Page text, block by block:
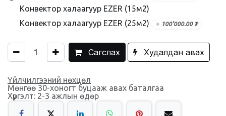
Конвектор халаагуур EZER (15м2)
Конвектор халаагуур EZER (25м2)
+ 100'000.00₮
Сагслах Худалдан авах
Үйлчилгээний нөхцөл
Мөнгөө 30-хоногт буцааж авах баталгаа
Хүргэлт: 2-3 ажлын өдөр